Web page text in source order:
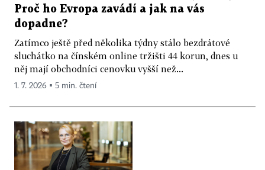
Proč ho Evropa zavádí a jak na vás
dopadne?
Zatímco ještě před několika týdny stálo bezdrátové
sluchátko na čínském online tržišti 44 korun, dnes u
něj mají obchodníci cenovku vyšší než...
1. 7. 2026 ▪ 5 min. čtení